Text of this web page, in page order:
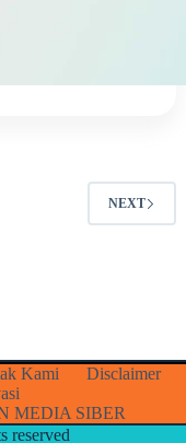
NEXT
Kami
Disclaimer
MEDIA SIBER
reserved